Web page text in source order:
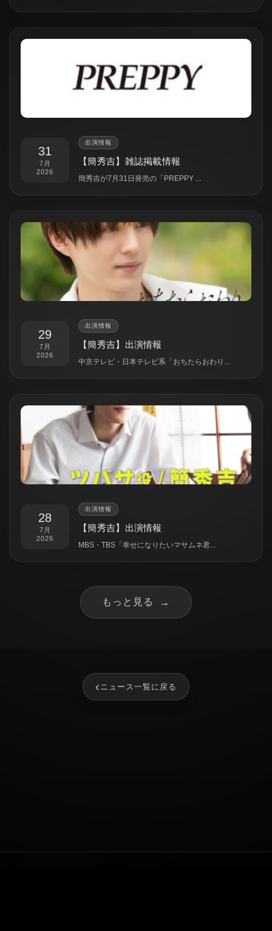
31
7月
2026
出演情報
【簡秀吉】雑誌掲載情報
簡秀吉が7月31日発売の「PREPPY ...
29
7月
2026
出演情報
【簡秀吉】出演情報
中京テレビ・日本テレビ系「おちたらおわり...
28
7月
2026
出演情報
【簡秀吉】出演情報
MBS・TBS「幸せになりたいマサムネ君...
もっと見る →
‹ ニュース一覧に戻る